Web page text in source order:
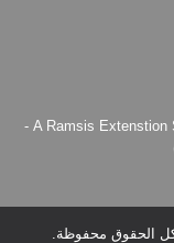
(54) A Ramsis Extenstion St.,Nasr City Opposite Olympic Group -